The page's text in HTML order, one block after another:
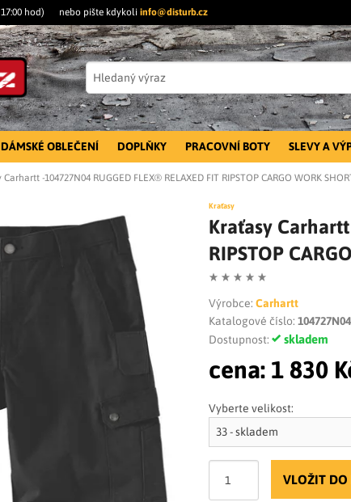
hod) nebo pište kdykoli info@disturb.cz
DÁMSKÉ OBLEČENÍ DOPLŇKY PRACOVNÍ BOTY SLEVY A
Carhartt -104727N04 RUGGED FLEX® RELAXED FIT RIPSTOP CARGO WORK
Kraťasy
Kraťasy Carhartt
RIPSTOP
Výrobce: Carhartt
Katalogové číslo: 104727N04
Dostupnost:
skladem
cena: 1 830
Vyberte velikost:
VLOŽIT DO